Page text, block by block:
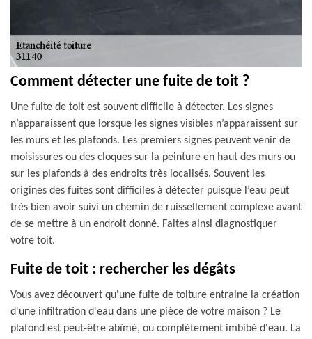
Comment détecter une fuite de toit ?
Une fuite de toit est souvent difficile à détecter. Les signes
n’apparaissent que lorsque les signes visibles n’apparaissent sur
les murs et les plafonds. Les premiers signes peuvent venir de
moisissures ou des cloques sur la peinture en haut des murs ou
sur les plafonds à des endroits très localisés. Souvent les
origines des fuites sont difficiles à détecter puisque l’eau peut
très bien avoir suivi un chemin de ruissellement complexe avant
de se mettre à un endroit donné. Faites ainsi diagnostiquer
votre toit.
Fuite de toit : rechercher les dégâts
Vous avez découvert qu'une fuite de toiture entraine la création
d'une infiltration d'eau dans une pièce de votre maison ? Le
plafond est peut-être abîmé, ou complètement imbibé d'eau. La